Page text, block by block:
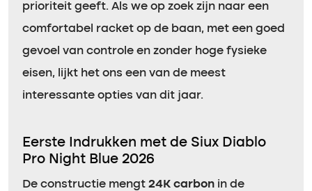
prioriteit geeft. Als we op zoek zijn naar een
comfortabel racket op de baan, met een goed
gevoel van controle en zonder hoge fysieke
eisen, lijkt het ons een van de meest
interessante opties van dit jaar.
Eerste Indrukken met de Siux Diablo
Pro Night Blue 2026
De constructie mengt 24K carbon in de